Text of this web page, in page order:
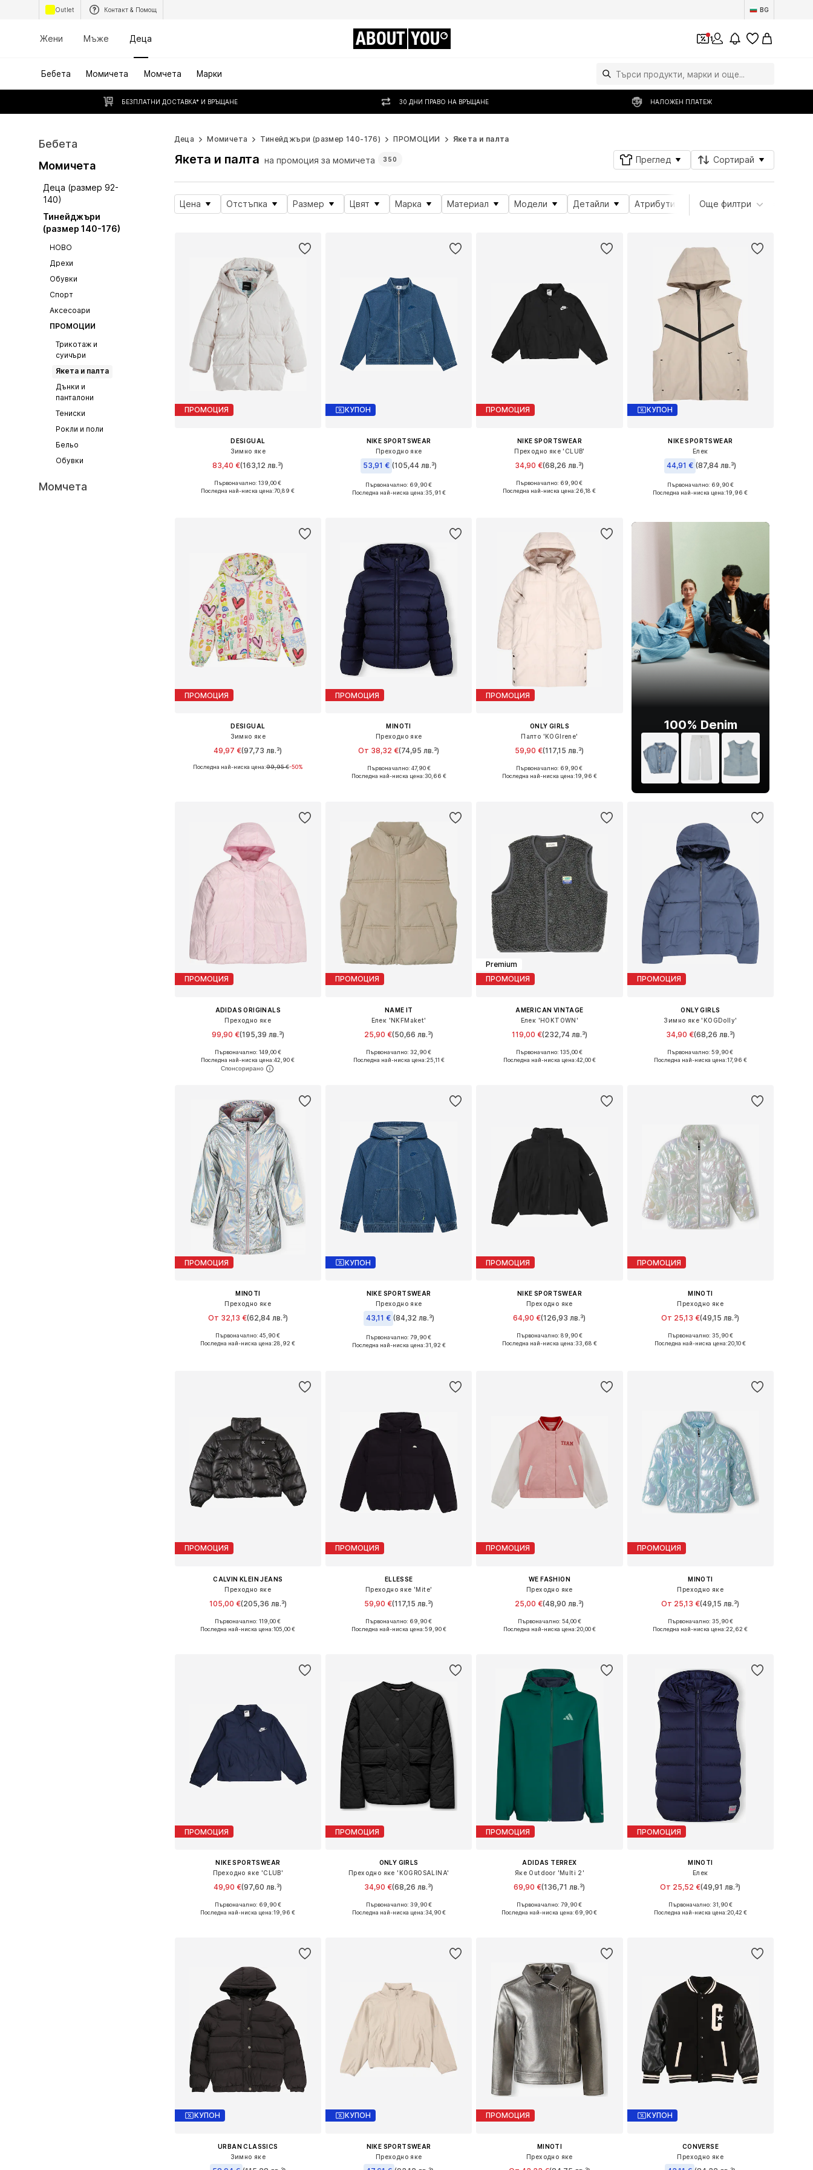
Outlet Контакт & Помощ BG
Жени Мъже Деца ABOUT YOU 1
Бебета Момичета Момчета Марки
БЕЗПЛАТНИ ДОСТАВКА* И ВРЪЩАНЕ 30 ДНИ ПРАВО НА ВРЪЩАНЕ НАЛОЖЕН ПЛАТЕЖ
Бебета
Момичета
Деца (размер 92-
140)
Тинейджъри
(размер 140-176)
НОВО
Дрехи
Обувки
Спорт
Аксесоари
ПРОМОЦИИ
Трикотаж и
суичъри
Якета и палта
Дънки и
панталони
Тениски
Рокли и поли
Бельо
Обувки
Момчета
Деца Момичета Тинейджъри (размер 140-176) ПРОМОЦИИ Якета и палта
Якета и палта на промоция за момичета 350 Преглед Сортирай
Цена Отстъпка Размер Цвят Марка Материал Модели Детайли Атрибути на продукта Дължина
Още филтри
ПРОМОЦИЯ
DESIGUAL
Зимно яке
83,40 €(163,12 лв.³)
Предлага се в много размери
Първоначално: 139,00 €
Последна най-ниска цена:70,89 €
КУПОН
NIKE SPORTSWEAR
Преходно яке
53,91 € (105,44 лв.³)
Първоначално: 69,90 €
Последна най-ниска цена:35,91 €
ПРОМОЦИЯ
NIKE SPORTSWEAR
Преходно яке 'CLUB'
34,90 €(68,26 лв.³)
Първоначално: 69,90 €
Последна най-ниска цена:26,18 €
КУПОН
NIKE SPORTSWEAR
Елек
44,91 € (87,84 лв.³)
Първоначално: 69,90 €
Последна най-ниска цена:19,96 €
ПРОМОЦИЯ
DESIGUAL
Зимно яке
49,97 €(97,73 лв.³)
Последна най-ниска цена:99,95 €-50%
ПРОМОЦИЯ
MINOTI
Преходно яке
От 38,32 €(74,95 лв.³)
+1
Предлага се в много размери
Първоначално: 47,90 €
Последна най-ниска цена:30,66 €
ПРОМОЦИЯ
ONLY GIRLS
Палто 'KOGIrene'
59,90 €(117,15 лв.³)
Предлага се в много размери
Първоначално: 69,90 €
Последна най-ниска цена:19,96 €
100% Denim
ПРОМОЦИЯ
ADIDAS ORIGINALS
Преходно яке
99,90 €(195,39 лв.³)
Предлага се в много размери
Добави в кошницата
Първоначално: 149,00 €
Последна най-ниска цена:42,90 €
ПРОМОЦИЯ
NAME IT
Елек 'NKFMaket'
25,90 €(50,66 лв.³)
Предлага се в много размери
Първоначално: 32,90 €
Последна най-ниска цена:25,11 €
Premium
ПРОМОЦИЯ
AMERICAN VINTAGE
Елек 'HOKTOWN'
119,00 €(232,74 лв.³)
Първоначално: 135,00 €
Последна най-ниска цена:42,00 €
ПРОМОЦИЯ
ONLY GIRLS
Зимно яке 'KOGDolly'
34,90 €(68,26 лв.³)
Предлага се в много размери
Първоначално: 59,90 €
Последна най-ниска цена:17,96 €
ПРОМОЦИЯ
MINOTI
Преходно яке
От 32,13 €(62,84 лв.³)
Предлага се в много размери
Първоначално: 45,90 €
Последна най-ниска цена:28,92 €
КУПОН
NIKE SPORTSWEAR
Преходно яке
43,11 € (84,32 лв.³)
Първоначално: 79,90 €
Последна най-ниска цена:31,92 €
ПРОМОЦИЯ
NIKE SPORTSWEAR
Преходно яке
64,90 €(126,93 лв.³)
Предлага се в много размери
Първоначално: 89,90 €
Последна най-ниска цена:33,68 €
ПРОМОЦИЯ
MINOTI
Преходно яке
От 25,13 €(49,15 лв.³)
Предлага се в много размери
Първоначално: 35,90 €
Последна най-ниска цена:20,10 €
ПРОМОЦИЯ
CALVIN KLEIN JEANS
Преходно яке
105,00 €(205,36 лв.³)
Предлага се в много размери
Първоначално: 119,00 €
Последна най-ниска цена:105,00 €
ПРОМОЦИЯ
ELLESSE
Преходно яке 'Mite'
59,90 €(117,15 лв.³)
Първоначално: 69,90 €
Последна най-ниска цена:59,90 €
ПРОМОЦИЯ
WE FASHION
Преходно яке
25,00 €(48,90 лв.³)
Предлага се в много размери
Първоначално: 54,00 €
Последна най-ниска цена:20,00 €
ПРОМОЦИЯ
MINOTI
Преходно яке
От 25,13 €(49,15 лв.³)
Предлага се в много размери
Първоначално: 35,90 €
Последна най-ниска цена:22,62 €
ПРОМОЦИЯ
NIKE SPORTSWEAR
Преходно яке 'CLUB'
49,90 €(97,60 лв.³)
Първоначално: 69,90 €
Последна най-ниска цена:19,96 €
ПРОМОЦИЯ
ONLY GIRLS
Преходно яке 'KOGROSALINA'
34,90 €(68,26 лв.³)
Предлага се в много размери
Първоначално: 39,90 €
Последна най-ниска цена:34,90 €
ПРОМОЦИЯ
ADIDAS TERREX
Яке Outdoor 'Multi 2'
69,90 €(136,71 лв.³)
Първоначално: 79,90 €
Последна най-ниска цена:69,90 €
ПРОМОЦИЯ
MINOTI
Елек
От 25,52 €(49,91 лв.³)
Предлага се в много размери
Първоначално: 31,90 €
Последна най-ниска цена:20,42 €
КУПОН
URBAN CLASSICS
Зимно яке
КУПОН
NIKE SPORTSWEAR
Преходно яке
ПРОМОЦИЯ
MINOTI
Преходно яке
КУПОН
CONVERSE
Преходно яке